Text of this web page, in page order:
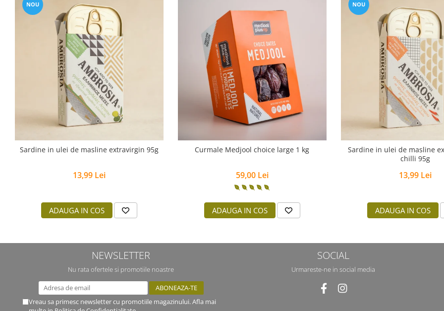
NOU
Sardine in ulei de masline extravirgin 95g
13,99 Lei
ADAUGA IN COS
Curmale Medjool choice large 1 kg
59,00 Lei
ADAUGA IN COS
NOU
Sardine in ulei de masline
chilli 95g
13,99 Lei
ADAUGA IN COS
NEWSLETTER
Nu rata ofertele si promotiile noastre
Vreau sa primesc newsletter cu promotiile magazinului. Afla mai
SOCIAL
Urmareste-ne in social media